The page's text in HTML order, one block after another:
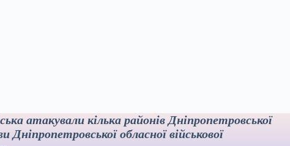
атакували кілька районів Дніпропетровської
Дніпропетровської обласної військової